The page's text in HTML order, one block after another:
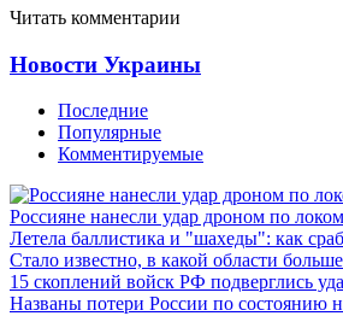
Читать комментарии
Новости Украины
Последние
Популярные
Комментируемые
Россияне нанесли удар дроном по
Летела баллистика и "шахеды": как
Стало известно, в какой области
15 скоплений войск РФ подверглись
Названы потери России по состоянию